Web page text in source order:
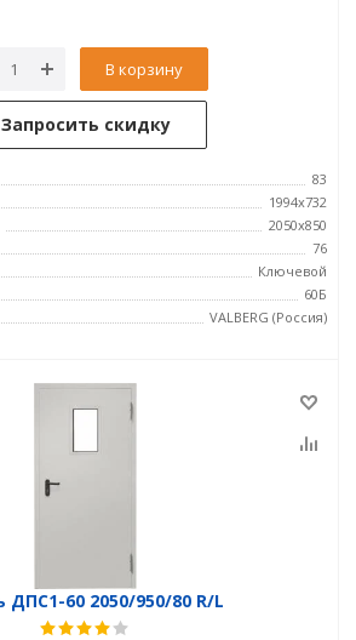
В корзину
Запросить скидку
83
1994x732
2050x850
76
Ключевой
60Б
VALBERG (Россия)
Дверь ДПC1-60 2050/950/80 R/L